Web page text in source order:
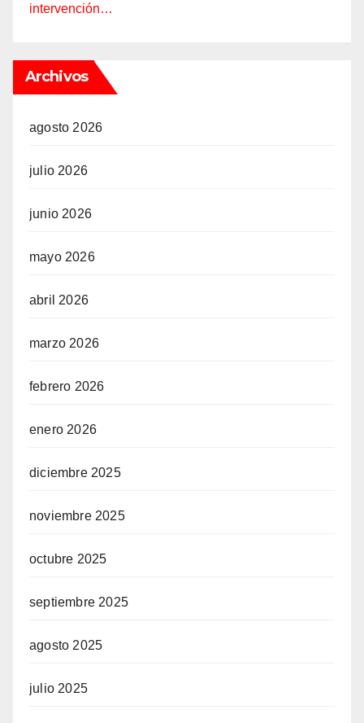
intervención…
Archivos
agosto 2026
julio 2026
junio 2026
mayo 2026
abril 2026
marzo 2026
febrero 2026
enero 2026
diciembre 2025
noviembre 2025
octubre 2025
septiembre 2025
agosto 2025
julio 2025